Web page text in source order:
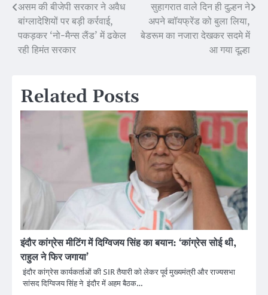
Post
navigation
असम की बीजेपी सरकार ने अवैध
बांग्लादेशियों पर बड़ी कर्रवाई,
पकड़कर ‘नो-मैन्स लैंड’ में ढकेल
रही हिमंत सरकार
सुहागरात वाले दिन ही दुल्हन ने
अपने ब्वॉयफ्रेंड को बुला लिया,
बेडरूम का नजारा देखकर सदमे में
आ गया दूल्हा
Related Posts
इंदौर कांग्रेस मीटिंग में दिग्विजय सिंह का बयान: ‘कांग्रेस सोई थी,
राहुल ने फिर जगाया’
इंदौर कांग्रेस कार्यकर्ताओं की SIR तैयारी को लेकर पूर्व मुख्यमंत्री और राज्यसभा
सांसद दिग्विजय सिंह ने इंदौर में अहम बैठक…